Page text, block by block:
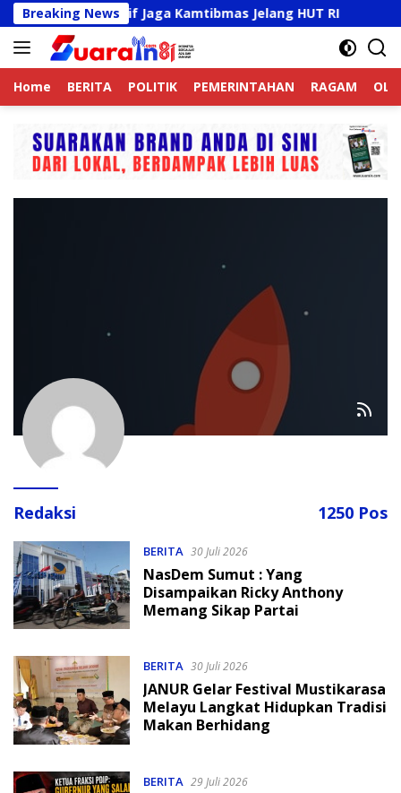
Langsung
ke
konten
Breaking News
Online Aktif Jaga Kamtibmas Jelang HUT RI
Home BERITA POLITIK PEMERINTAHAN RAGAM
Redaksi 1250 Pos
BERITA 30 Juli 2026
NasDem Sumut : Yang
Disampaikan Ricky Anthony
Memang Sikap Partai
BERITA 30 Juli 2026
JANUR Gelar Festival Mustikarasa
Melayu Langkat Hidupkan Tradisi
Makan Berhidang
BERITA 29 Juli 2026